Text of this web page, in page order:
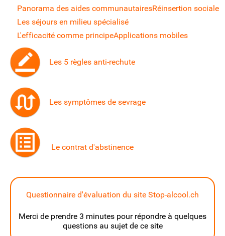
Panorama des aides communautairesRéinsertion sociale
Les séjours en milieu spécialisé
L'efficacité comme principeApplications mobiles
Les 5 règles anti-rechute
Les symptômes de sevrage
Le contrat d'abstinence
Questionnaire d'évaluation du site Stop-alcool.ch
Merci de prendre 3 minutes pour répondre à quelques
questions au sujet de ce site